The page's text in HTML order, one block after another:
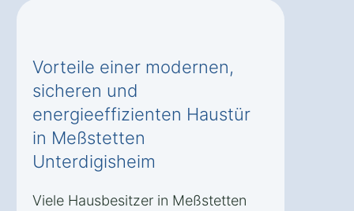
Vorteile einer modernen,
sicheren und
energieeffizienten Haustür
in Meßstetten
Unterdigisheim
Viele Hausbesitzer in Meßstetten